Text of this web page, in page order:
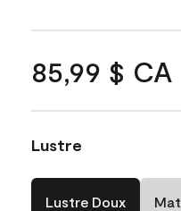
85,99 $ CA
Lustre
Lustre Doux Mat